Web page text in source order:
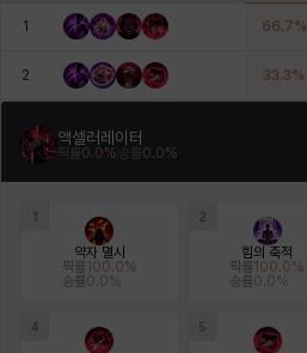
1 66.7%
2 33.3%
액셀러레이터
픽률 0.0% 승률 0.0%
1
약자 멸시
픽률
승률
100.0%
0.0%
2
힘의 축적
픽률
승률
100.0%
0.0%
4 5